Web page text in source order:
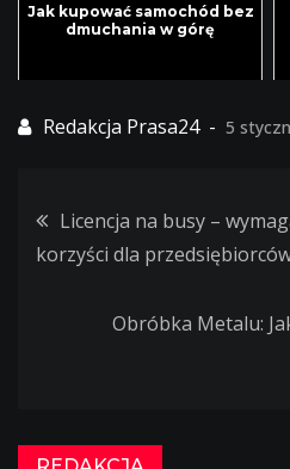
Jak kupować samochód bez
dmuchania w górę
5
wpisu
Licencja na busy –
korzyści dla
Obróbka Metalu: